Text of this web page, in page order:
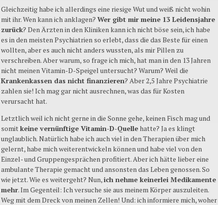
Gleichzeitig habe ich allerdings eine riesige Wut und weiß nicht wohin
mit ihr. Wen kann ich anklagen? Wer gibt mir meine 13 Leidensjahre
zurück? Den Ärzten in den Kliniken kann ich nicht böse sein, ich habe
es in den meisten Psychiatrien so erlebt, dass die das Beste für einen
wollten, aber es auch nicht anders wussten, als mir Pillen zu
verschreiben. Aber warum, so frage ich mich, hat man in den 13 Jahren
nicht meinen Vitamin-D-Speigel untersucht? Warum? Weil die
Krankenkassen das nicht finanzieren? Aber 2,5 Jahre Psychiatrie
zahlen sie! Ich mag gar nicht ausrechnen, was das für Kosten
verursacht hat.
Letztlich weil ich nicht gerne in die Sonne gehe, keinen Fisch mag und
somitkeine vernünftige Vitamin-D-Quelle hatte? Ja es klingt
unglaublich. Natürlich habe ich auch viel in den Therapien über mich
gelernt, habe mich weiterentwickeln können und habe viel von den
Einzel- und Gruppengesprächen profitiert. Aber ich hätte lieber eine
ambulante Therapie gemacht und ansonsten das Leben genossen. So
wie jetzt. Wie es weitergeht? Nun,ich nehme keinerlei Medikamente
mehr. Im Gegenteil: Ich versuche sie aus meinem Körper auszuleiten.
Weg mit dem Dreck von meinen Zellen! Und: ich informiere mich, woher